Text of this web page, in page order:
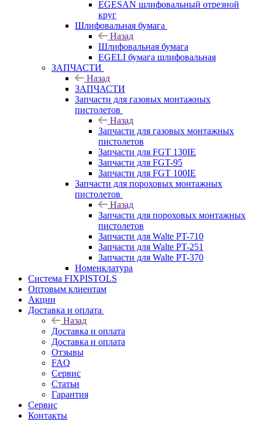
EGESAN шлифовальный отрезной
круг
Шлифовальная бумага
Назад
Шлифовальная бумага
EGELI бумага шлифовальная
ЗАПЧАСТИ
Назад
ЗАПЧАСТИ
Запчасти для газовых монтажных
пистолетов
Назад
Запчасти для газовых монтажных
пистолетов
Запчасти для FGT 130IE
Запчасти для FGT-95
Запчасти для FGT 100IE
Запчасти для пороховых монтажных
пистолетов
Назад
Запчасти для пороховых монтажных
пистолетов
Запчасти для Walte PT-710
Запчасти для Walte PT-251
Запчасти для Walte PT-370
Номенклатура
Система FIXPISTOLS
Оптовым клиентам
Акции
Доставка и оплата
Назад
Доставка и оплата
Доставка и оплата
Отзывы
FAQ
Сервис
Статьи
Гарантия
Сервис
Контакты